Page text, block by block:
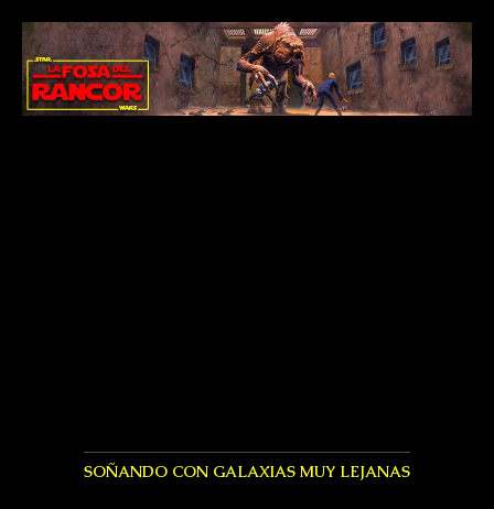
SOÑANDO CON GALAXIAS MUY LEJANAS